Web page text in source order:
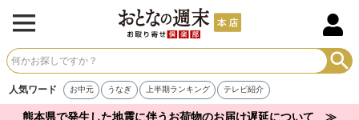
人気ワード お中元 うなぎ 上半期ランキング テレビ紹介
熊本県で発生した地震に伴うお荷物のお届け遅延について ≫